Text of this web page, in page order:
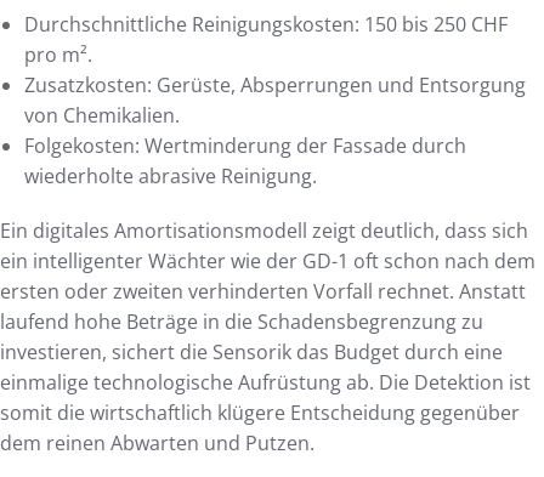
Durchschnittliche Reinigungskosten: 150 bis 250 CHF
pro m².
Zusatzkosten: Gerüste, Absperrungen und Entsorgung
von Chemikalien.
Folgekosten: Wertminderung der Fassade durch
wiederholte abrasive Reinigung.
Ein digitales Amortisationsmodell zeigt deutlich, dass sich
ein intelligenter Wächter wie der GD-1 oft schon nach dem
ersten oder zweiten verhinderten Vorfall rechnet. Anstatt
laufend hohe Beträge in die Schadensbegrenzung zu
investieren, sichert die Sensorik das Budget durch eine
einmalige technologische Aufrüstung ab. Die Detektion ist
somit die wirtschaftlich klügere Entscheidung gegenüber
dem reinen Abwarten und Putzen.